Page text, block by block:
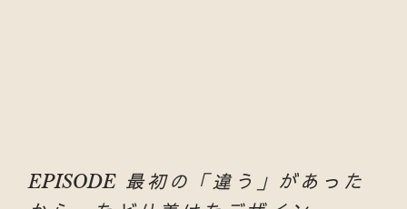
EPISODE 最初の「違う」があった